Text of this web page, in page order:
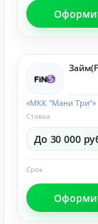
«МКК "Мани Три"»
Ставка
До 30 000
Срок